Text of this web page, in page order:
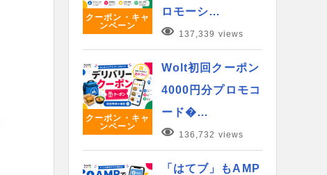
クーポン・キャ
ンペーン
ロモーシ…
137,339 views
クーポン・キャ
ンペーン
Wolt初回クーポン
4000円分プロモコ
ード�…
136,732 views
「はてブ」もAMP